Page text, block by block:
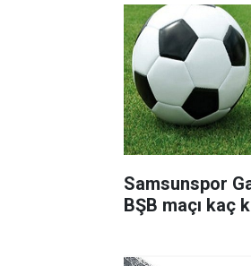
Samsunspor
BŞB maçı kaç